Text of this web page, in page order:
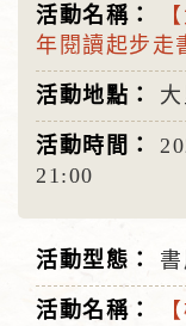
年閱讀起步走
21:00